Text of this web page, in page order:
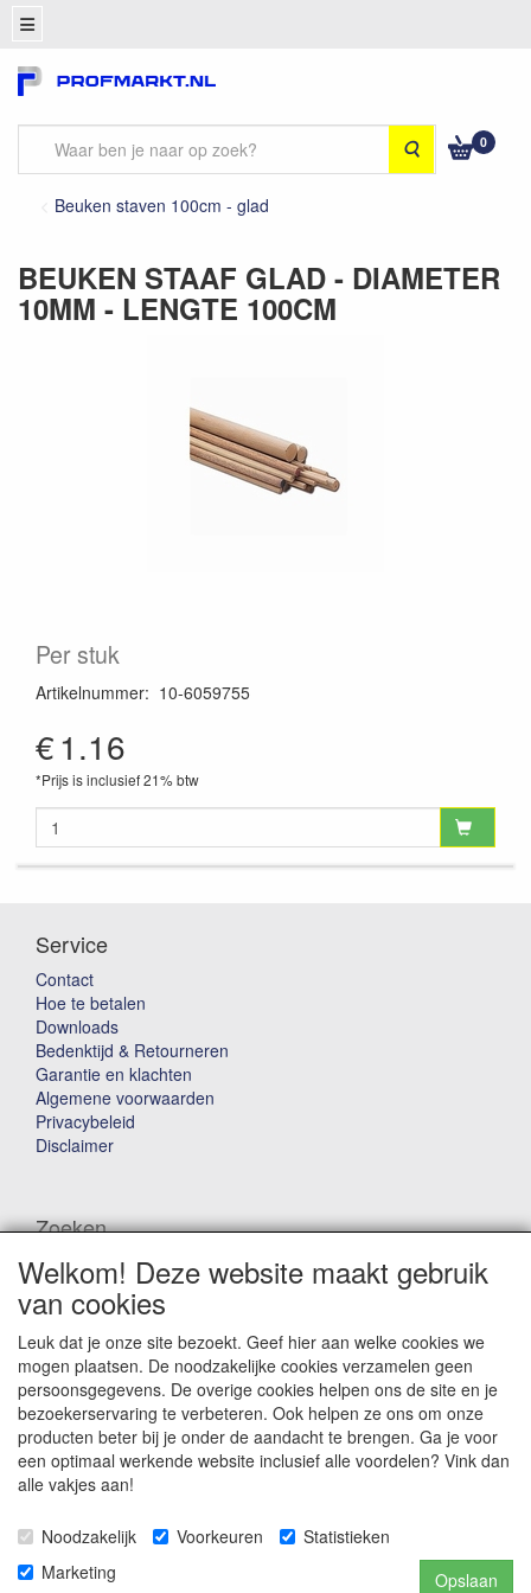
Zoeken 0
Beuken staven 100cm - glad
BEUKEN STAAF GLAD - DIAMETER
10MM - LENGTE 100CM
Per stuk
Artikelnummer: 10-6059755
€1.16
*Prijs is inclusief 21% btw
Service
Contact
Hoe te betalen
Downloads
Bedenktijd & Retourneren
Garantie en klachten
Algemene voorwaarden
Privacybeleid
Disclaimer
Zoeken
Waar ben je naar op zoek?
Winkelwagen
Uw winkelwagen is leeg
Welkom! Deze website maakt gebruik
van cookies
Leuk dat je onze site bezoekt. Geef hier aan welke cookies we
mogen plaatsen. De noodzakelijke cookies verzamelen geen
persoonsgegevens. De overige cookies helpen ons de site en je
bezoekerservaring te verbeteren. Ook helpen ze ons om onze
producten beter bij je onder de aandacht te brengen. Ga je voor
een optimaal werkende website inclusief alle voordelen? Vink dan
alle vakjes aan!
Noodzakelijk Voorkeuren
Statistieken
Marketing
Opslaan